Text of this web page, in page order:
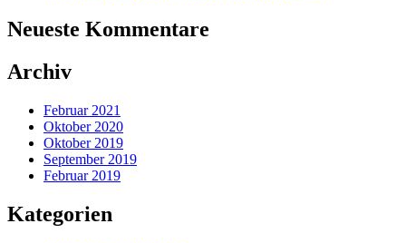
Neueste Kommentare
Archiv
Februar 2021
Oktober 2020
Oktober 2019
September 2019
Februar 2019
Kategorien